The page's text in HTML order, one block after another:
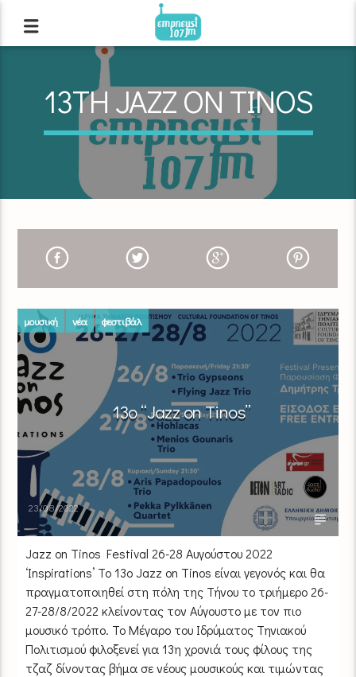
13TH JAZZ ON TINOS
μουσική νέα φεστιβάλ
13ο “Jazz on Tinos”
23/08/2022
Jazz on Tinos Festival 26-28 Αυγούστου 2022
‘Inspirations’ Το 13ο Jazz on Tinos είναι γεγονός και θα
πραγματοποιηθεί στη πόλη της Τήνου το τριήμερο 26-
27-28/8/2022 κλείνοντας τον Αύγουστο με τον πιο
μουσικό τρόπο. Το Μέγαρο του Ιδρύματος Τηνιακού
Πολιτισμού φιλοξενεί για 13η χρονιά τους φίλους της
τζαζ δίνοντας βήμα σε νέους μουσικούς και τιμώντας